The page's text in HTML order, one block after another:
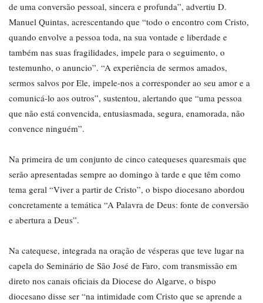
de uma conversão pessoal, sincera e profunda”, advertiu D.
Manuel Quintas, acrescentando que “todo o encontro com Cristo,
quando envolve a pessoa toda, na sua vontade e liberdade e
também nas suas fragilidades, impele para o seguimento, o
testemunho, o anuncio”. “A experiência de sermos amados,
sermos salvos por Ele, impele-nos a corresponder ao seu amor e a
comunicá-lo aos outros”, sustentou, alertando que “uma pessoa
que não está convencida, entusiasmada, segura, enamorada, não
convence ninguém”.
Na primeira de um conjunto de cinco catequeses quaresmais que
serão apresentadas sempre ao domingo à tarde e que têm como
tema geral “Viver a partir de Cristo”, o bispo diocesano abordou
concretamente a temática “A Palavra de Deus: fonte de conversão
e abertura a Deus”.
Na catequese, integrada na oração de vésperas que teve lugar na
capela do Seminário de São José de Faro, com transmissão em
direto nos canais oficiais da Diocese do Algarve, o bispo
diocesano disse ser “na intimidade com Cristo que se aprende a